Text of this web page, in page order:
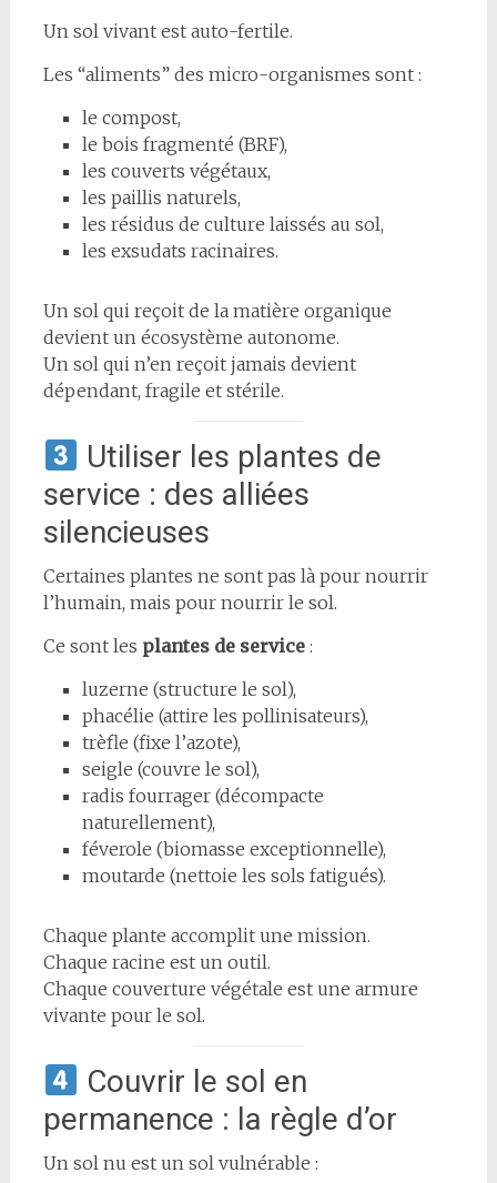
Un sol vivant est auto-fertile.
Les “aliments” des micro-organismes sont :
le compost,
le bois fragmenté (BRF),
les couverts végétaux,
les paillis naturels,
les résidus de culture laissés au sol,
les exsudats racinaires.
Un sol qui reçoit de la matière organique
devient un écosystème autonome.
Un sol qui n’en reçoit jamais devient
dépendant, fragile et stérile.
Utiliser les plantes de
service : des alliées
silencieuses
Certaines plantes ne sont pas là pour nourrir
l’humain, mais pour nourrir le sol.
Ce sont les plantes de service:
luzerne (structure le sol),
phacélie (attire les pollinisateurs),
trèfle (fixe l’azote),
seigle (couvre le sol),
radis fourrager (décompacte
naturellement),
féverole (biomasse exceptionnelle),
moutarde (nettoie les sols fatigués).
Chaque plante accomplit une mission.
Chaque racine est un outil.
Chaque couverture végétale est une armure
vivante pour le sol.
Couvrir le sol en
permanence : la règle d’or
Un sol nu est un sol vulnérable :